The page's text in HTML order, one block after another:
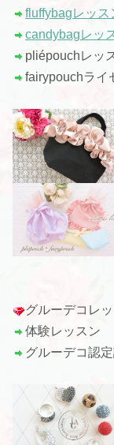
fluffybagレッス
candybagレッ
pliépouchレッ
fairypouchライ
グルーデコレ
体験レッスン
グルーデコ認